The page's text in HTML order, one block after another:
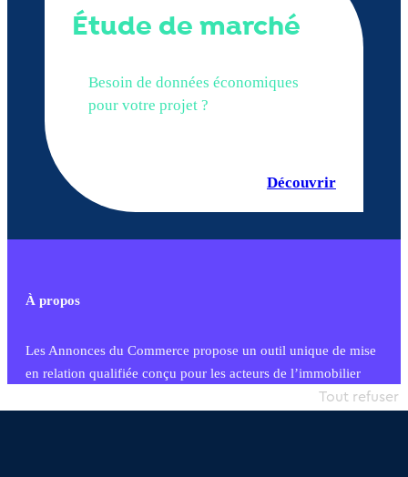
Étude de marché
Besoin de données économiques
pour votre projet ?
Découvrir
À propos
Les Annonces du Commerce propose un outil unique de mise
en relation qualifiée conçu pour les acteurs de l’immobilier
commercial et les collectivités territoriales, simple et intégrant
Tout refuser